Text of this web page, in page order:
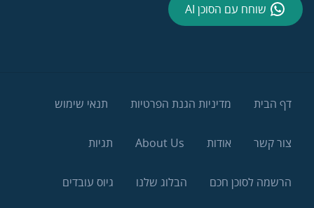
שוחח עם הסוכן AI
דף הבית מדיניות הגנת הפרטיות תנאי שימוש
צור קשר אודות About Us תגיות
הרשמה לסוכן חכם הבלוג שלנו גיוס עובדים